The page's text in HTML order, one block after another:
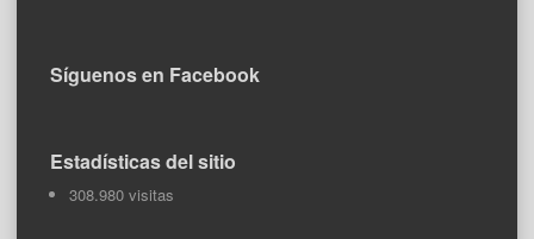
Síguenos en Facebook
Estadísticas del sitio
308.980 visitas